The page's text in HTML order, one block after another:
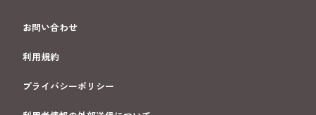
お問い合わせ
利用規約
プライバシーポリシー